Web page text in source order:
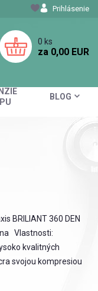
BLOG
Prihlásenie
0 ks
za 0,00 EUR
BRILIANT 360 DEN
Vlastnosti:
kvalitných
svojou kompresiou